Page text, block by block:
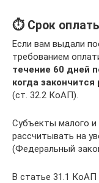
⏱ Срок
Если вам выдали
требованием
течение 60 дней
когда закончится
(ст. 32.2 КоАП).
Субъекты малого и
рассчитывать на
(Федеральный
В статье 31.1 КоАП